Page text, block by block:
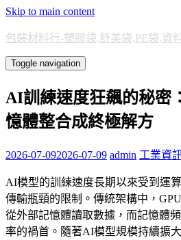
Skip to main content
包裝材料行-塑膠袋,舒美袋,PE袋,資
Toggle navigation
AI訓練速度狂飆的秘密
憶體整合成終極解方
2026-07-092026-07-09 admin 工業資
AI模型的訓練速度長期以來受到運
傳輸瓶頸的限制。傳統架構中，
從外部記憶體讀取數據，而記憶體
率的禍首。隨著AI模型規模持續擴